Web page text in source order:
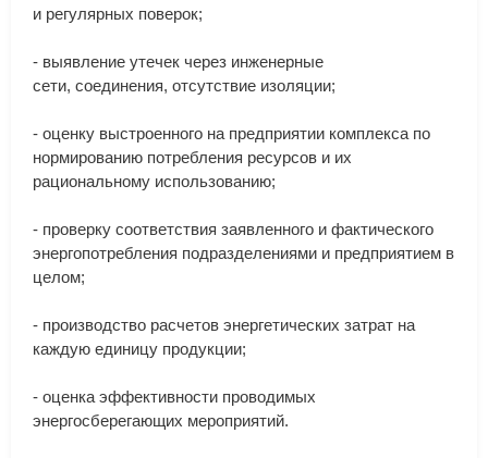
и регулярных поверок;
- выявление утечек через инженерные
сети, соединения, отсутствие изоляции;
- оценку выстроенного на предприятии комплекса по
нормированию потребления ресурсов и их
рациональному использованию;
- проверку соответствия заявленного и фактического
энергопотребления подразделениями и предприятием в
целом;
- производство расчетов энергетических затрат на
каждую единицу продукции;
- оценка эффективности проводимых
энергосберегающих мероприятий.